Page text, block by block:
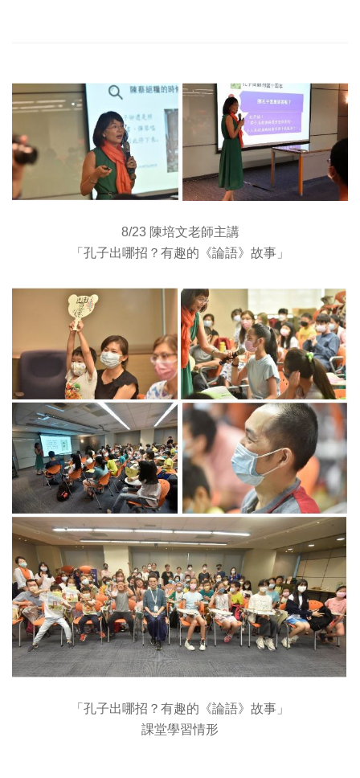
8/23 陳培文老師主講
「孔子出哪招？有趣的《論語》故事」
「孔子出哪招？有趣的《論語》故事」
課堂學習情形